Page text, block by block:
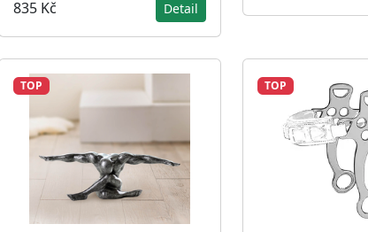
835 Kč Detail
TOP TOP